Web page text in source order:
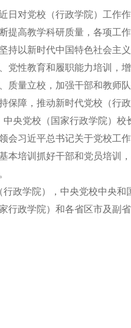
对党校（行政学院）工作
高教学科研质量，各项工作
以新时代中国特色社会主
党性教育和履职能力培训，
质量立校，加强干部和教师
障，推动新时代党校（行
党校（国家行政学院）校
会习近平总书记关于党校工
本培训抓好干部和党员培训
学院），中央党校中央和
政学院）和各省区市及副